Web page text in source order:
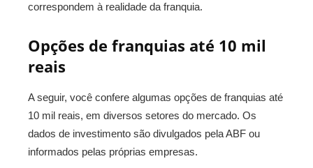
correspondem à realidade da franquia.
Opções de franquias até 10 mil
reais
A seguir, você confere algumas opções de franquias até
10 mil reais, em diversos setores do mercado. Os
dados de investimento são divulgados pela ABF ou
informados pelas próprias empresas.